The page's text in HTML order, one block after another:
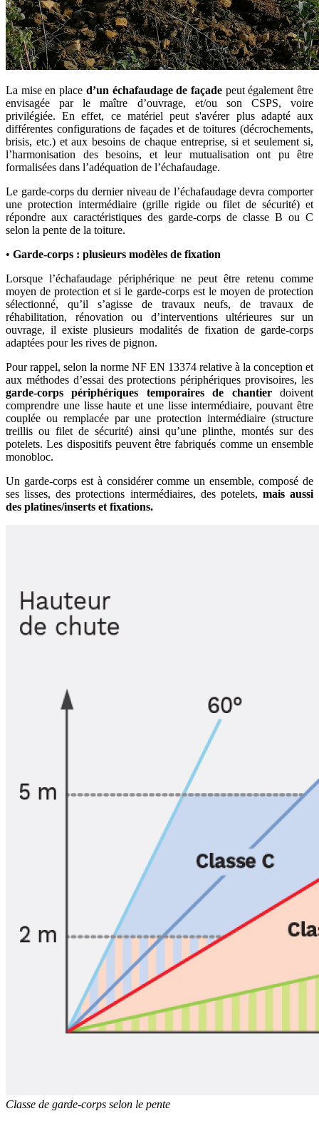
La mise en place d’un échafaudage de façadepeut également être
envisagée par le maître d’ouvrage, et/ou son CSPS, voire
privilégiée. En effet, ce matériel peut s'avérer plus adapté aux
différentes configurations de façades et de toitures (décrochements,
brisis, etc.) et aux besoins de chaque entreprise, si et seulement si,
l’harmonisation des besoins, et leur mutualisation ont pu être
formalisées dans l’adéquation de l’échafaudage.
Le garde-corps du dernier niveau de l’échafaudage devra comporter
une protection intermédiaire (grille rigide ou filet de sécurité) et
répondre aux caractéristiques des garde-corps de classe B ou C
selon la pente de la toiture.
• Garde-corps : plusieurs modèles de fixation
Lorsque l’échafaudage périphérique ne peut être retenu comme
moyen de protection et si le garde-corps est le moyen de protection
sélectionné, qu’il s’agisse de travaux neufs, de travaux de
réhabilitation, rénovation ou d’interventions ultérieures sur un
ouvrage, il existe plusieurs modalités de fixation de garde-corps
adaptées pour les rives de pignon.
Pour rappel, selon la norme NF EN 13374 relative à la conception et
aux méthodes d’essai des protections périphériques provisoires, les
garde-corps périphériques temporaires de chantierdoivent
comprendre une lisse haute et une lisse intermédiaire, pouvant être
couplée ou remplacée par une protection intermédiaire (structure
treillis ou filet de sécurité) ainsi qu’une plinthe, montés sur des
potelets. Les dispositifs peuvent être fabriqués comme un ensemble
monobloc.
Un garde-corps est à considérer comme un ensemble, composé de
ses lisses, des protections intermédiaires, des potelets, mais aussi
des platines/inserts et fixations.
Classe de garde-corps selon le pente